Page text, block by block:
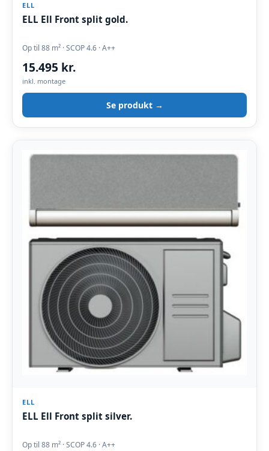
ELL
ELL Ell Front split gold.
Op til 88 m² · SCOP 4.6 · A++
15.495 kr.
inkl. montage
Se produkt →
ELL
ELL Ell Front split silver.
Op til 88 m² · SCOP 4.6 · A++